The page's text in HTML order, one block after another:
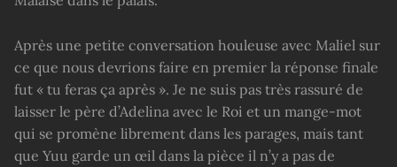
Après une petite conversation houleuse avec Maliel sur
ce que nous devrions faire en premier la réponse finale
fut « tu feras ça après ». Je ne suis pas très rassuré de
laisser le père d’Adelina avec le Roi et un mange-mot
qui se promène librement dans les parages, mais tant
que Yuu garde un œil dans la pièce il n’y a pas de